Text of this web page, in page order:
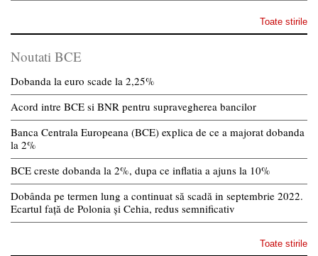
Toate stirile
Noutati BCE
Dobanda la euro scade la 2,25%
Acord intre BCE si BNR pentru supravegherea bancilor
Banca Centrala Europeana (BCE) explica de ce a majorat dobanda
la 2%
BCE creste dobanda la 2%, dupa ce inflatia a ajuns la 10%
Dobânda pe termen lung a continuat să scadă in septembrie 2022.
Ecartul față de Polonia și Cehia, redus semnificativ
Toate stirile